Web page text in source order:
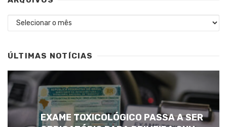
Arquivos
ÚLTIMAS NOTÍCIAS
EXAME TOXICOLÓGICO PASSA A SER